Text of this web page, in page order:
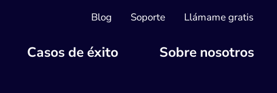
Blog Soporte Llámame gratis
Casos de éxito Sobre nosotros